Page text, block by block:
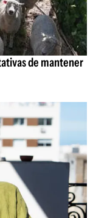
de mantener